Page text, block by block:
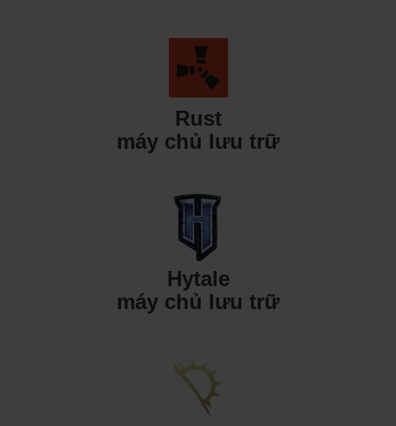
Rust
máy chủ lưu trữ
Hytale
máy chủ lưu trữ